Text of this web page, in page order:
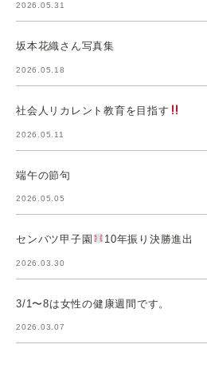
2026.05.31
坂本花織さん写真集
2026.05.18
社会人リカレント教育を目指す
2026.05.11
端午の節句
2026.05.05
センバツ甲子園 10年振り決勝進出
2026.03.30
3/1〜8は女性の健康週間です。
2026.03.07